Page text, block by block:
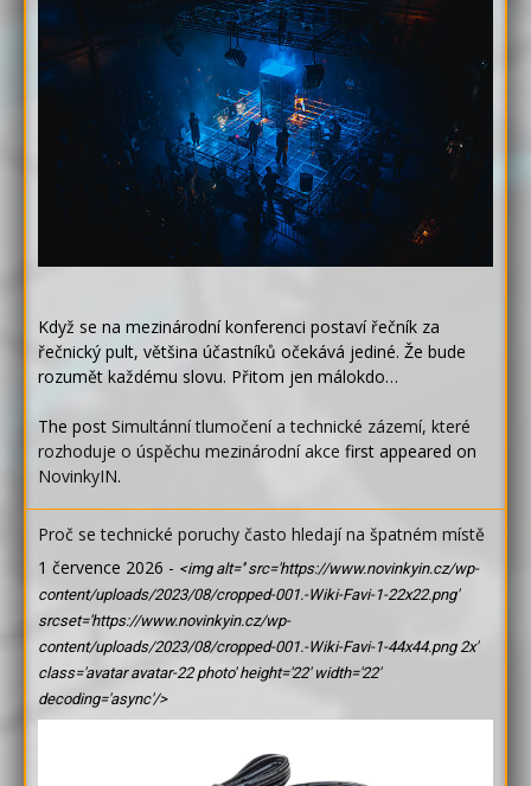
Když se na mezinárodní konferenci postaví řečník za
řečnický pult, většina účastníků očekává jediné. Že bude
rozumět každému slovu. Přitom jen málokdo…
The post Simultánní tlumočení a technické zázemí, které
rozhoduje o úspěchu mezinárodní akce first appeared on
NovinkyIN.
Proč se technické poruchy často hledají na špatném místě
1 července 2026 - <img alt='' src='https://www.novinkyin.cz/wp-
content/uploads/2023/08/cropped-001.-Wiki-Favi-1-22x22.png'
srcset='https://www.novinkyin.cz/wp-
content/uploads/2023/08/cropped-001.-Wiki-Favi-1-44x44.png 2x'
class='avatar avatar-22 photo' height='22' width='22'
decoding='async'/>